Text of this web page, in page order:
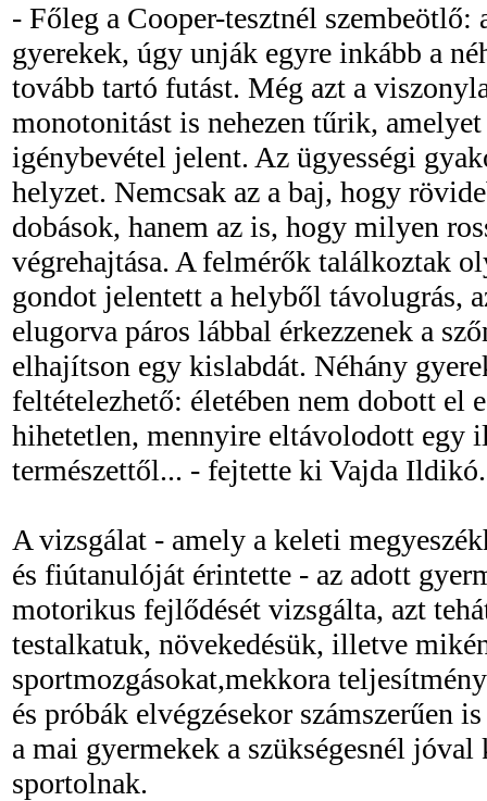
- Főleg a Cooper-tesztnél szembeötlő:
gyerekek, úgy unják egyre inkább a
tovább tartó futást. Még azt a
monotonitást is nehezen tűrik, amelyet
igénybevétel jelent. Az ügyességi
helyzet. Nemcsak az a baj, hogy
dobások, hanem az is, hogy milyen
végrehajtása. A felmérők találkoztak
gondot jelentett a helyből távolugrás,
elugorva páros lábbal érkezzenek a
elhajítson egy kislabdát. Néhány
feltételezhető: életében nem dobott el
hihetetlen, mennyire eltávolodott egy
természettől... - fejtette ki Vajda Ildikó.
A vizsgálat - amely a keleti
és fiútanulóját érintette - az adott
motorikus fejlődését vizsgálta, azt
testalkatuk, növekedésük, illetve
sportmozgásokat,mekkora
és próbák elvégzésekor számszerűen
a mai gyermekek a szükségesnél jóval
sportolnak.